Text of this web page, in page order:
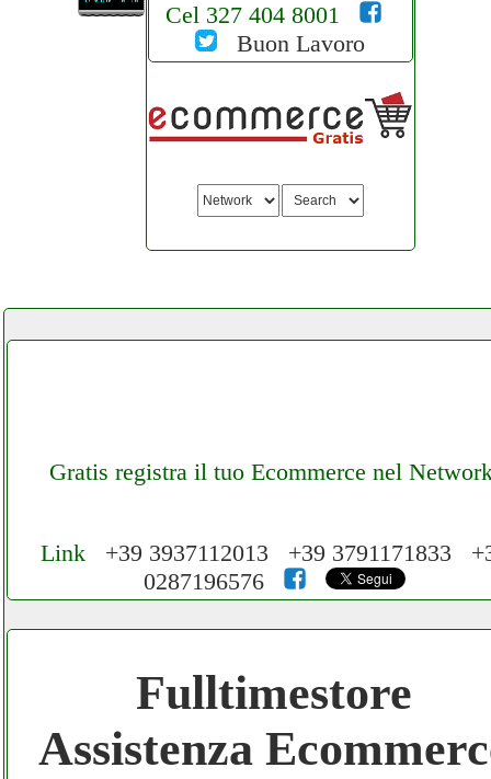
Cel 327 404 8001
Buon Lavoro
Gratis registra il tuo Ecommerce nel
Cerchiamo Collaboratori per Lavoro nel
Network 3.000 € Mese
Gratis registra il tuo Ecommerce nel
Network
Link+39 3937112013 +39 3791171833
0287196576
Fulltimestore
Assistenza